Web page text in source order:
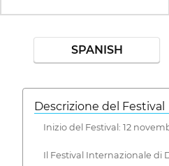
SPANISH
Descrizione del Festival
Inizio del Festival: 12
Il Festival Internazionale di